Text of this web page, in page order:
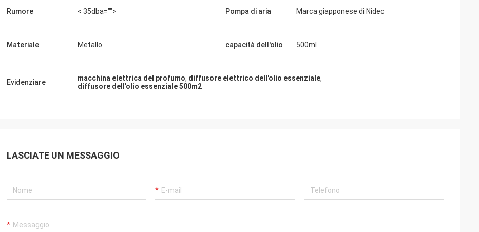
Mohammed
Buon prodotto stesso! Esattamente
foschia silenziosa e grande. Produttore
Rumore < 35dba=""> Pompa di aria Marca giapponese di Nidec
Materiale Metallo capacità dell'olio 500ml
Evidenziare macchina elettrica del profumo, diffusore elettrico dell'olio essenziale,
diffusore dell'olio essenziale 500m2
LASCIATE UN MESSAGGIO